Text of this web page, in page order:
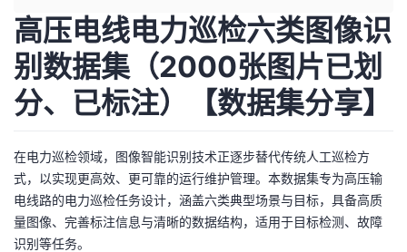
页开
发
者
的
博
我
的
我
开
发
学
堂
的
Programs
我
的
持
我
高压电线电力巡检六类图像识
别数据集（2000张图片已划
分、已标注）【数据集分享】
在电力巡检领域，图像智能识别技术正逐步替代传统人工巡检方
式，以实现更高效、更可靠的运行维护管理。本数据集专为高压输
电线路的电力巡检任务设计，涵盖六类典型场景与目标，具备高质
量图像、完善标注信息与清晰的数据结构，适用于目标检测、故障
识别等任务。